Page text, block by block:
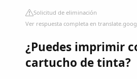
Solicitud de eliminación
Ver respuesta completa en
¿Puedes imprimir
cartucho de tinta?